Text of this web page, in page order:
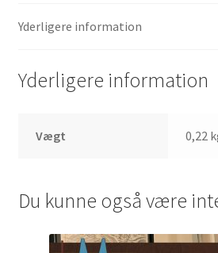
Yderligere information
Yderligere information
Vægt 0,22
Du kunne også være